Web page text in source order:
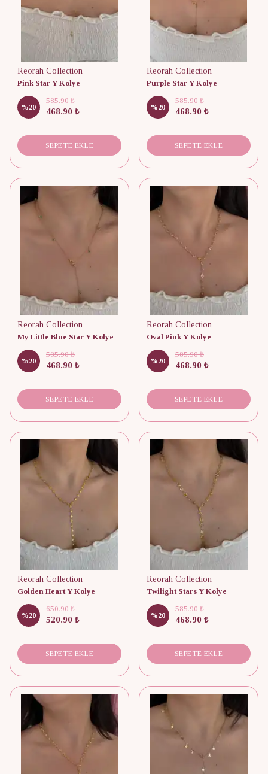
Reorah Collection
Pink Star Y Kolye
%20
585.90 ₺
468.90 ₺
SEPETE EKLE
Reorah Collection
Purple Star Y Kolye
%20
585.90 ₺
468.90 ₺
SEPETE EKLE
Reorah Collection
My Little Blue Star Y Kolye
%20
585.90 ₺
468.90 ₺
SEPETE EKLE
Reorah Collection
Oval Pink Y Kolye
%20
585.90 ₺
468.90 ₺
SEPETE EKLE
Reorah Collection
Golden Heart Y Kolye
%20
650.90 ₺
520.90 ₺
SEPETE EKLE
Reorah Collection
Twilight Stars Y Kolye
%20
585.90 ₺
468.90 ₺
SEPETE EKLE